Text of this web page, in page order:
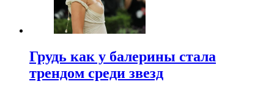
Грудь как у балерины стала
трендом среди звезд